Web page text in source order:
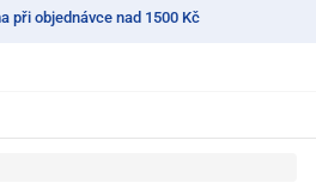
při objednávce nad 1500 Kč